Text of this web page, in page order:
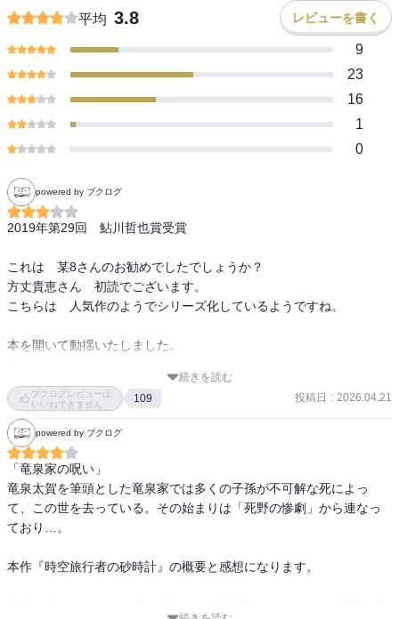
平均 3.8 レビューを書く
9
23
16
1
0
powered by ブクログ
2019年第29回　鮎川哲也賞受賞
これは　某8さんのお勧めでしたでしょうか？
方丈貴恵さん　初読でございます。
こちらは　人気作のようでシリーズ化しているようですね。
本を開いて動揺いたしました。
登場人物紹介必要なのね⁉︎
周辺図までいるわけね！
家系図必要なのね⁉︎
本格ミステリーを卒業しようとしている矢先の出来事でした。
本格ミステリーにタイムトラベル( ˊ̱˂˃ˋ̱ )
クラシックタイプのミステリーがベースでありながらSF。
お好きな方々にはたまらない一作ではありませんか。
で、何か思い出しそうで思い出せないでようやくラスト近くで思い
続きを読む
ブクログレビューは
いいねできません
109 投稿日 : 2026.04.21
powered by ブクログ
「竜泉家の呪い」
竜泉太賀を筆頭とした竜泉家では多くの子孫が不可解な死によっ
て、この世を去っている。その始まりは「死野の惨劇」から連なっ
ており…。
本作『時空旅行者の砂時計』の概要と感想になります。